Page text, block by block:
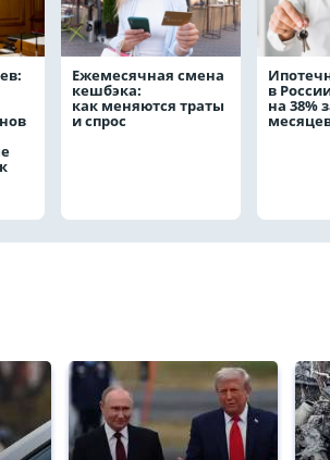
Ежемесячная смена
кешбэка:
как меняются траты
и спрос
в
на 38%